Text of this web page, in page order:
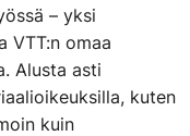
– yksi
VTT:n omaa
Alusta asti
kuten
kuin